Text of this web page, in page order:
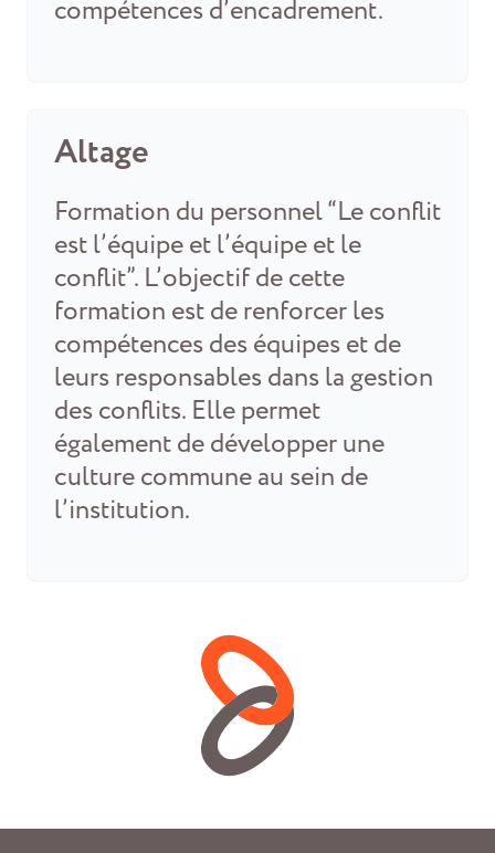
compétences d’encadrement.
Altage
Formation du personnel “Le conflit
est l’équipe et l’équipe et le
conflit”. L’objectif de cette
formation est de renforcer les
compétences des équipes et de
leurs responsables dans la gestion
des conflits. Elle permet
également de développer une
culture commune au sein de
l’institution.